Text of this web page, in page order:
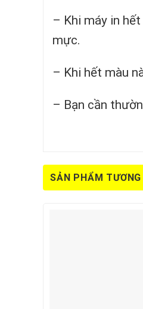
– Khi máy in
mực.
– Khi hết màu
– Bạn cần
SẢN PHẨM